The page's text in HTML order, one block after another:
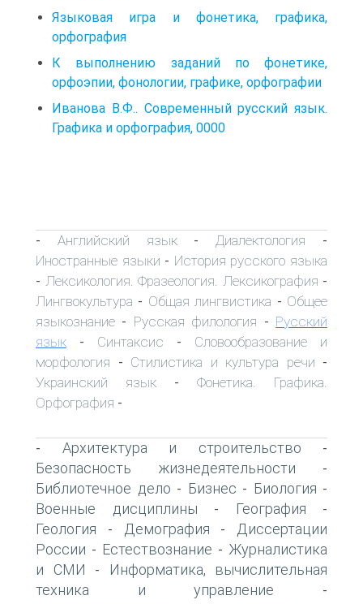
Языковая игра и фонетика, графика,
орфография
К выполнению заданий по фонетике,
орфоэпии, фонологии, графике, орфографии
Иванова В.Ф.. Современный русский язык.
Графика и орфография, 0000
- Английский язык- Диалектология -
Иностранные языки - История русского языка
- Лексикология. Фразеология. Лексикография -
Лингвокультура - Общая лингвистика - Общее
языкознание - Русская филология - Русский
язык - Синтаксис - Словообразование и
морфология - Стилистика и культура речи -
Украинский язык - Фонетика. Графика.
Орфография -
- Архитектура и строительство -
Безопасность жизнедеятельности -
Библиотечное дело - Бизнес - Биология -
Военные дисциплины - География -
Геология - Демография -
Диссертации
России - Естествознание - Журналистика
и СМИ -
Информатика, вычислительная
техника и управление -